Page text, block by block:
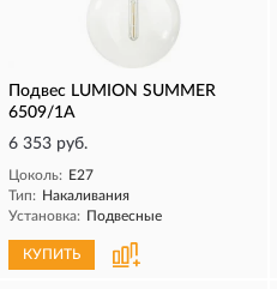
Подвес LUMION SUMMER
6509/1A
6 353 руб.
Цоколь: E27
Тип: Накаливания
Установка: Подвесные
КУПИТЬ